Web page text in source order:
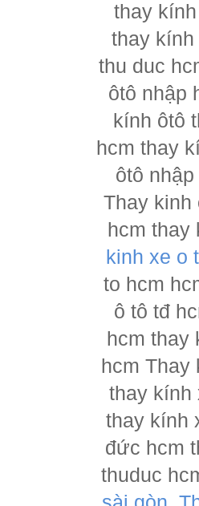
thay
thay
thu duc
ôtô nhập
kính ôtô
hcm thay
ôtô
Thay kinh
hcm
kinh xe o
to hcm
ô tô tđ
hcm thay
hcm
thay kính
thay kính
đức hcm
thuduc